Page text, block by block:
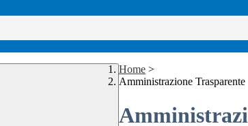
Home >
Amministrazione Trasparente